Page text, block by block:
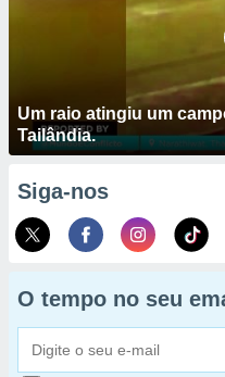
Um raio atingiu um
Tailândia.
Siga-nos
O tempo no seu